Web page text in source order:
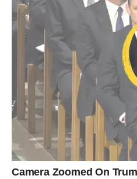
Dolazi vreme
verovati u sreću
Veliki preokret menja